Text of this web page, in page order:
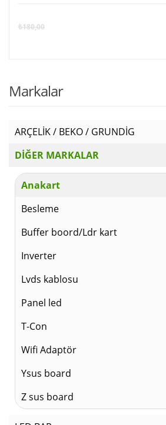
₺180,00
Markalar
ARÇELİK / BEKO / GRUNDİG
DİĞER MARKALAR
Anakart
Besleme
Buffer boord/Ldr kart
Inverter
Lvds kablosu
Panel led
T-Con
Wifi Adaptör
Ysus board
Z sus board